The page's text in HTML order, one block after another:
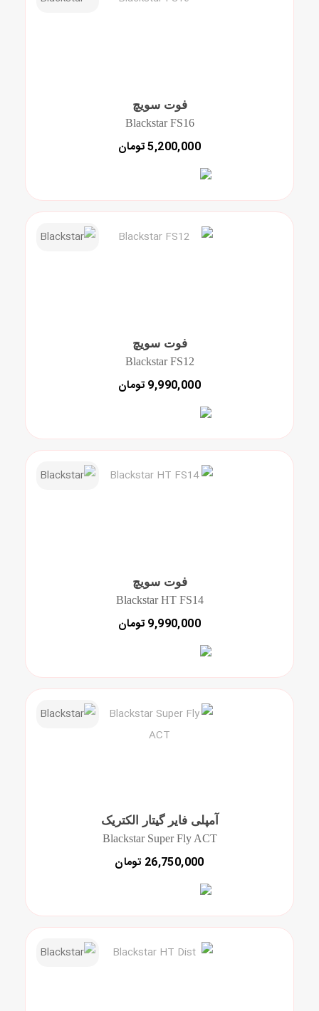
فوت سویچ
Blackstar FS16
5,200,000 تومان
فوت سویچ
Blackstar FS12
9,990,000 تومان
فوت سویچ
Blackstar HT FS14
9,990,000 تومان
آمپلی فایر گیتار الکتریک
Blackstar Super Fly ACT
26,750,000 تومان